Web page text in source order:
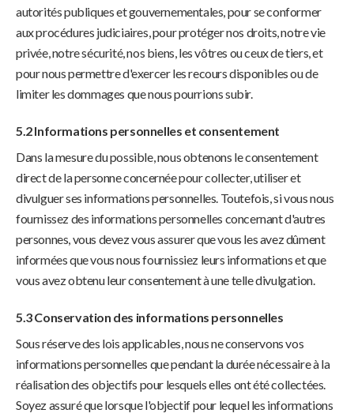
autorités publiques et gouvernementales, pour se conformer
aux procédures judiciaires, pour protéger nos droits, notre vie
privée, notre sécurité, nos biens, les vôtres ou ceux de tiers, et
pour nous permettre d'exercer les recours disponibles ou de
limiter les dommages que nous pourrions subir.
5.2 Informations personnelles et consentement
Dans la mesure du possible, nous obtenons le consentement
direct de la personne concernée pour collecter, utiliser et
divulguer ses informations personnelles. Toutefois, si vous nous
fournissez des informations personnelles concernant d'autres
personnes, vous devez vous assurer que vous les avez dûment
informées que vous nous fournissiez leurs informations et que
vous avez obtenu leur consentement à une telle divulgation.
5.3 Conservation des informations personnelles
Sous réserve des lois applicables, nous ne conservons vos
informations personnelles que pendant la durée nécessaire à la
réalisation des objectifs pour lesquels elles ont été collectées.
Soyez assuré que lorsque l'objectif pour lequel les informations